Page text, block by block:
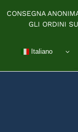
contenuto
CONSEGNA
GLI ORDINI
Italiano